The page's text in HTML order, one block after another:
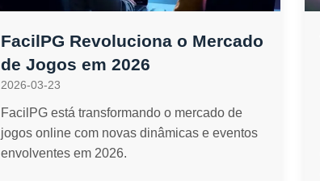
FacilPG Revoluciona o Mercado
de Jogos em 2026
2026-03-23
FacilPG está transformando o mercado de
jogos online com novas dinâmicas e eventos
envolventes em 2026.